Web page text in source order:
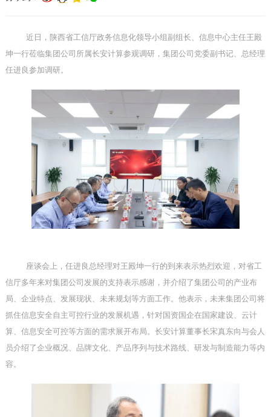
近日，陕西省工信厅政务信息化领导小组副组长、信息中心主任王殿
坤一行莅临集团公司所属长安计算参观调研，集团公司党委副书记、总经理
任进良参加调研。
座谈会上，任进良总经理对王殿坤一行的到来表示热烈欢迎，对省工
信厅多年来对集团公司发展的支持表示感谢，并介绍了集团公司的产业布
局、企业特点、发展现状、未来规划等方面工作。他表示，未来集团公司将
抓住信息安全自主可控行业的发展机遇，针对国资国企在国家建设、云计
算、信息安全可控等方面的需求展开布局。长安计算董事长宋真东向与会人
员介绍了企业概况、品牌文化、产品序列与技术路线、研发与制造能力等内
容。